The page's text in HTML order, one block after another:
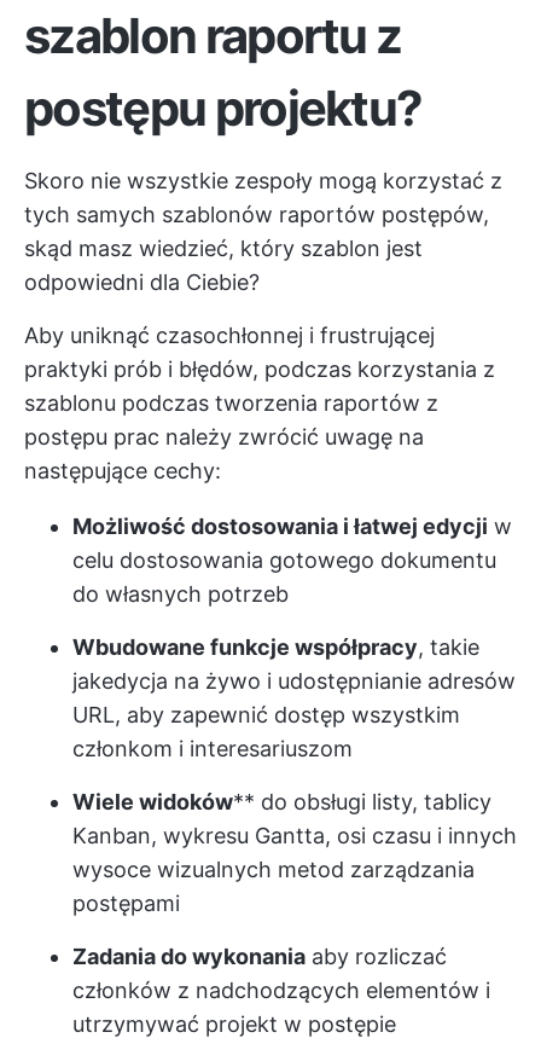
szablon raportu z
postępu projektu?
Skoro nie wszystkie zespoły mogą korzystać z
tych samych szablonów raportów postępów,
skąd masz wiedzieć, który szablon jest
odpowiedni dla Ciebie?
Aby uniknąć czasochłonnej i frustrującej
praktyki prób i błędów, podczas korzystania z
szablonu podczas tworzenia raportów z
postępu prac należy zwrócić uwagę na
następujące cechy:
Możliwość dostosowania i łatwej edycji w
celu dostosowania gotowego dokumentu
do własnych potrzeb
Wbudowane funkcje współpracy, takie
jakedycja na żywo i udostępnianie adresów
URL, aby zapewnić dostęp wszystkim
członkom i interesariuszom
Wiele widoków** do obsługi listy, tablicy
Kanban, wykresu Gantta, osi czasu i innych
wysoce wizualnych metod zarządzania
postępami
Zadania do wykonania aby rozliczać
członków z nadchodzących elementów i
utrzymywać projekt w postępie